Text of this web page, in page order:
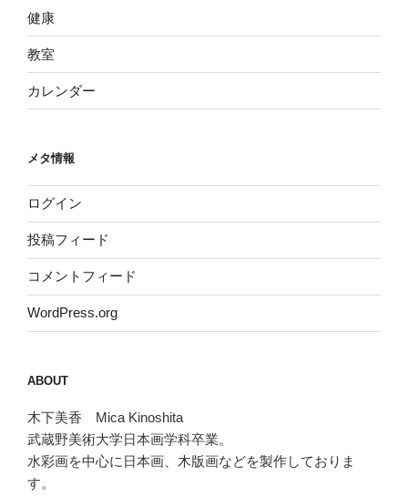
健康
教室
カレンダー
メタ情報
ログイン
投稿フィード
コメントフィード
WordPress.org
ABOUT
木下美香 Mica Kinoshita
武蔵野美術大学日本画学科卒業。
水彩画を中心に日本画、木版画などを製作しておりま
す。